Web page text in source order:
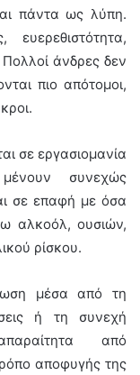
πάντα ως λύπη.
άνδρες δεν
πιο απότομοι,
σε εργασιομανία
συνεχώς
σε επαφή με όσα
αλκοόλ, ουσιών,
ρίσκου.
μέσα από τη
ή τη συνεχή
από
αποφυγής της